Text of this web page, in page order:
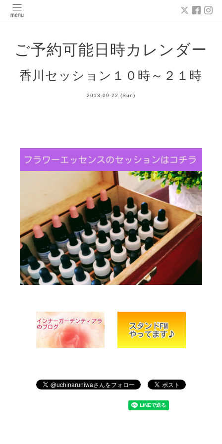
ご予約可能日時カレンダー
香川セッション１０時～２１時
2013-09-22 (Sun)